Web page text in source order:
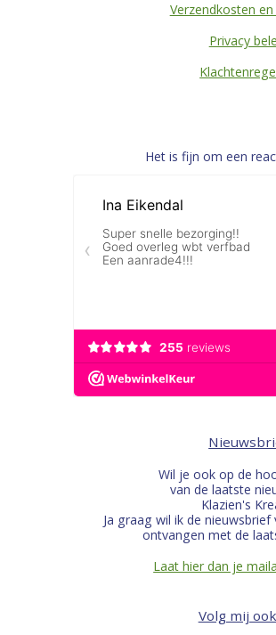
Verzendkosten
Privacy
Het is fijn om een
Wil je ook op de
van de laatste
Klazien's
Ja graag wil ik de nieuwsbrief
ontvangen met de
Laat hier dan je
Volg mij